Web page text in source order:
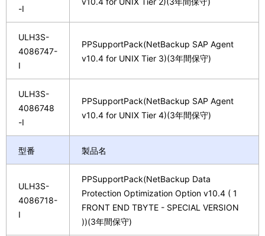
-I
ULH3S-
4086747-
I
PPSupportPack(NetBackup SAP Agent
v10.4 for UNIX Tier 3)(3年間保守)
ULH3S-
4086748
-I
PPSupportPack(NetBackup SAP Agent
v10.4 for UNIX Tier 4)(3年間保守)
型番 製品名
ULH3S-
4086718-
I
PPSupportPack(NetBackup Data
Protection Optimization Option v10.4 ( 1
FRONT END TBYTE - SPECIAL VERSION
))(3年間保守)